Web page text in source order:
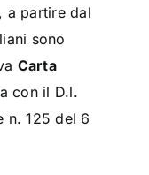
a partire dal
sono
Carta
con il D.l.
n. 125 del 6